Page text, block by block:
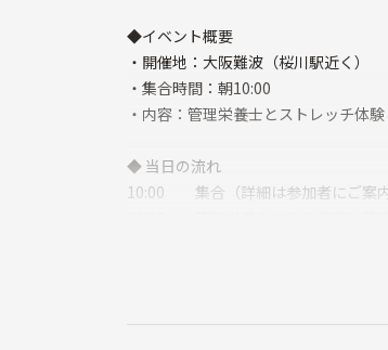
◆イベント概要
・開催地：大阪難波（桜川駅近く）
・集合時間：朝10:00
・内容：管理栄養士とストレッチ体
◆ 当日の流れ
10:00 集合（詳細は参加者にご案内